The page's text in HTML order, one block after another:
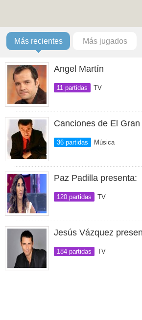
Más recientes Más jugados
Angel Martín
11 partidas TV
Canciones de El
36 partidas Música
Paz Padilla presenta:
120 partidas TV
Jesús Vázquez
184 partidas TV